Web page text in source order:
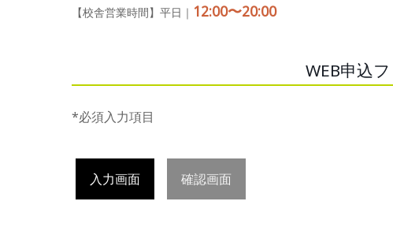
【校舎営業時間】平日｜ 12:00〜20:00
WEB申込
*必須入力項目
入力画面 確認画面